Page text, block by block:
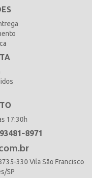
17:30h
8971
330 Vila São Francisco
SP